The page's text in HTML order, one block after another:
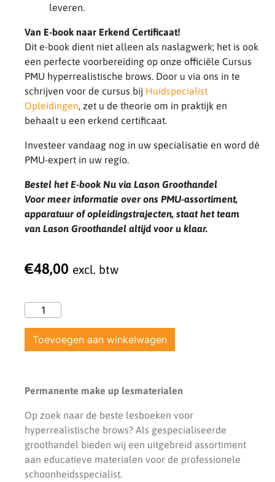
leveren.
Van E-book naar Erkend Certificaat!
Dit e-book dient niet alleen als naslagwerk; het is ook
een perfecte voorbereiding op onze officiële Cursus
PMU hyperrealistische brows. Door u via ons in te
schrijven voor de cursus bij Huidspecialist
Opleidingen, zet u de theorie om in praktijk en
behaalt u een erkend certificaat.
Investeer vandaag nog in uw specialisatie en word dé
PMU-expert in uw regio.
Bestel het E-book Nu via Lason Groothandel
Voor meer informatie over ons PMU-assortiment,
apparatuur of opleidingstrajecten, staat het team
van Lason Groothandel altijd voor u klaar.
€48,00 excl. btw
Toevoegen aan winkelwagen
Permanente make up lesmaterialen
Op zoek naar de beste lesboeken voor
hyperrealistische brows? Als gespecialiseerde
groothandel bieden wij een uitgebreid assortiment
aan educatieve materialen voor de professionele
schoonheidsspecialist.